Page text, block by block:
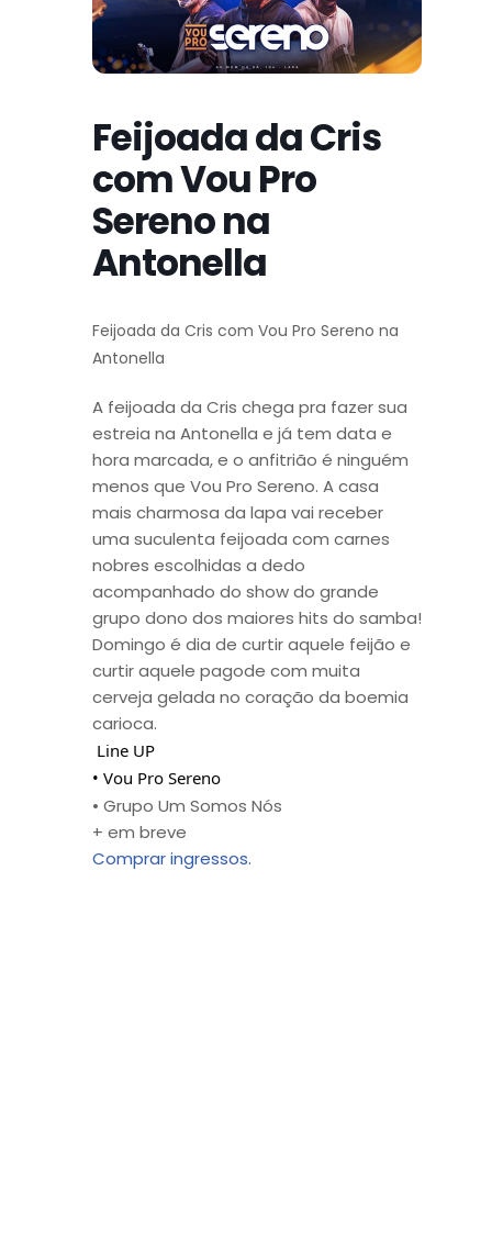
Feijoada da Cris
com Vou Pro
Sereno na
Antonella
Feijoada da Cris com Vou Pro Sereno na
Antonella
A feijoada da Cris chega pra fazer sua
estreia na Antonella e já tem data e
hora marcada, e o anfitrião é ninguém
menos que Vou Pro Sereno. A casa
mais charmosa da lapa vai receber
uma suculenta feijoada com carnes
nobres escolhidas a dedo
acompanhado do show do grande
grupo dono dos maiores hits do samba!
Domingo é dia de curtir aquele feijão e
curtir aquele pagode com muita
cerveja gelada no coração da boemia
carioca.
Line UP
• Vou Pro Sereno
• Grupo Um Somos Nós
+ em breve
Comprar ingressos.